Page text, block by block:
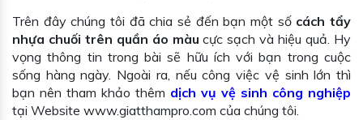
Trên đây chúng tôi đã chia sẻ đến bạn một số cách tẩy
nhựa chuối trên quần áo màu cực sạch và hiệu quả. Hy
vọng thông tin trong bài sẽ hữu ích với bạn trong cuộc
sống hàng ngày. Ngoài ra, nếu công việc vệ sinh lớn thì
bạn nên tham khảo thêm dịch vụ vệ sinh công nghiệp
tại Website www.giatthampro.com của chúng tôi.